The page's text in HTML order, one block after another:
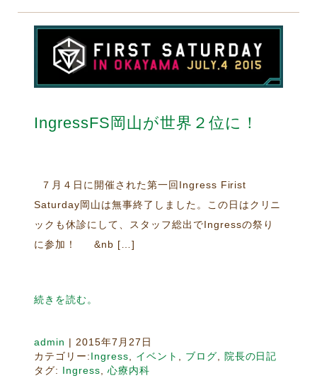
IngressFS岡山が世界２位に！
７月４日に開催された第一回Ingress Firist
Saturday岡山は無事終了しました。この日はクリニ
ックも休診にして、スタッフ総出でIngressの祭り
に参加！ &nb […]
続きを読む。
admin | 2015年7月27日
カテゴリー:Ingress, イベント , ブログ, 院長の日記
タグ: Ingress, 心療内科